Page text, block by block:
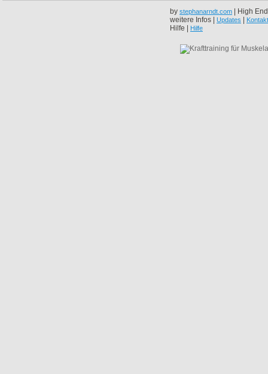
by stephanarndt.com | High
weitere Infos | Updates Kontakt
Hilfe | Hilfe